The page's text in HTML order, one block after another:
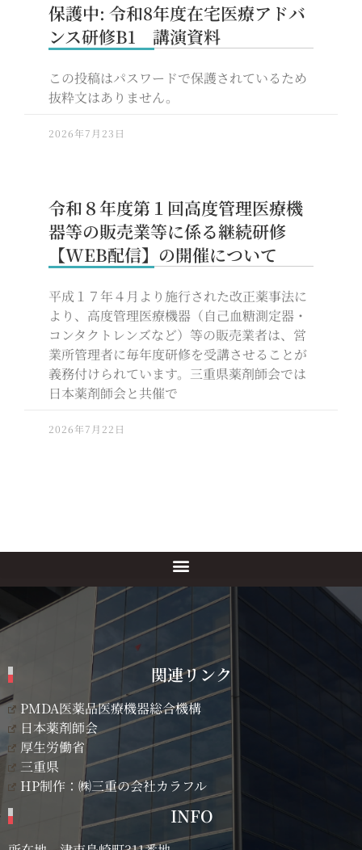
保護中: 令和8年度在宅医療アドバ
ンス研修B1 講演資料
この投稿はパスワードで保護されているため
抜粋文はありません。
2026年7月23日
令和８年度第１回高度管理医療機
器等の販売業等に係る継続研修
【WEB配信】の開催について
平成１７年４月より施行された改正薬事法に
より、高度管理医療機器（自己血糖測定器・
コンタクトレンズなど）等の販売業者は、営
業所管理者に毎年度研修を受講させることが
義務付けられています。三重県薬剤師会では
日本薬剤師会と共催で
2026年7月22日
関連リンク
PMDA医薬品医療機器総合機構
日本薬剤師会
厚生労働省
三重県
HP制作：㈱三重の会社カラフル
INFO